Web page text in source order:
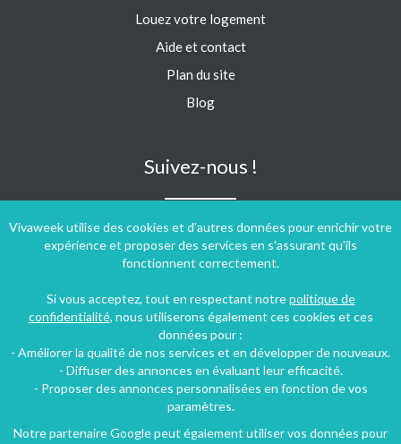
Vivaweek utilise des cookies et d'autres données pour enrichir votre
expérience et proposer des services en s'assurant qu'ils
fonctionnent correctement.
Si vous acceptez, tout en respectant notrepolitique de
confidentialité, nous utiliserons également ces cookies et ces
données pour :
- Améliorer la qualité de nos services et en développer de nouveaux.
- Diffuser des annonces en évaluant leur efficacité.
- Proposer des annonces personnalisées en fonction de vos
paramètres.
Notre partenaire Google peut également utiliser vos données pour
Louez votre logement
Aide et contact
Plan du site
Blog
Suivez-nous !